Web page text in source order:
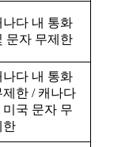
나다 내 통화
문자 무제한
나다 내 통화
제한 / 캐나다
미국 문자 무
한